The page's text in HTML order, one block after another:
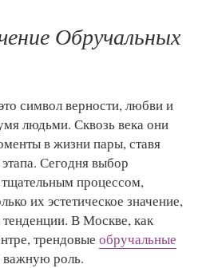
Обручальных
символ верности, любви и
людьми. Сквозь века они
в жизни пары, ставя
Сегодня выбор
процессом,
их эстетическое значение,
В Москве, как
трендовые обручальные
важную роль.